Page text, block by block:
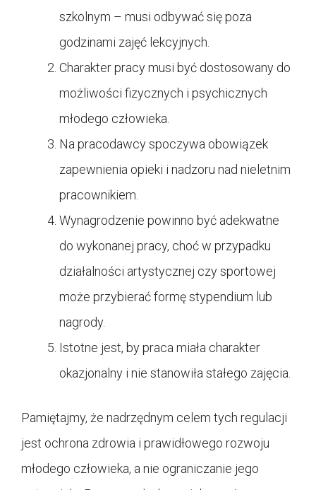
szkolnym – musi odbywać się poza
godzinami zajęć lekcyjnych.
Charakter pracy musi być dostosowany do
możliwości fizycznych i psychicznych
młodego człowieka.
Na pracodawcy spoczywa obowiązek
zapewnienia opieki i nadzoru nad nieletnim
pracownikiem.
Wynagrodzenie powinno być adekwatne
do wykonanej pracy, choć w przypadku
działalności artystycznej czy sportowej
może przybierać formę stypendium lub
nagrody.
Istotne jest, by praca miała charakter
okazjonalny i nie stanowiła stałego zajęcia.
Pamiętajmy, że nadrzędnym celem tych regulacji
jest ochrona zdrowia i prawidłowego rozwoju
młodego człowieka, a nie ograniczanie jego